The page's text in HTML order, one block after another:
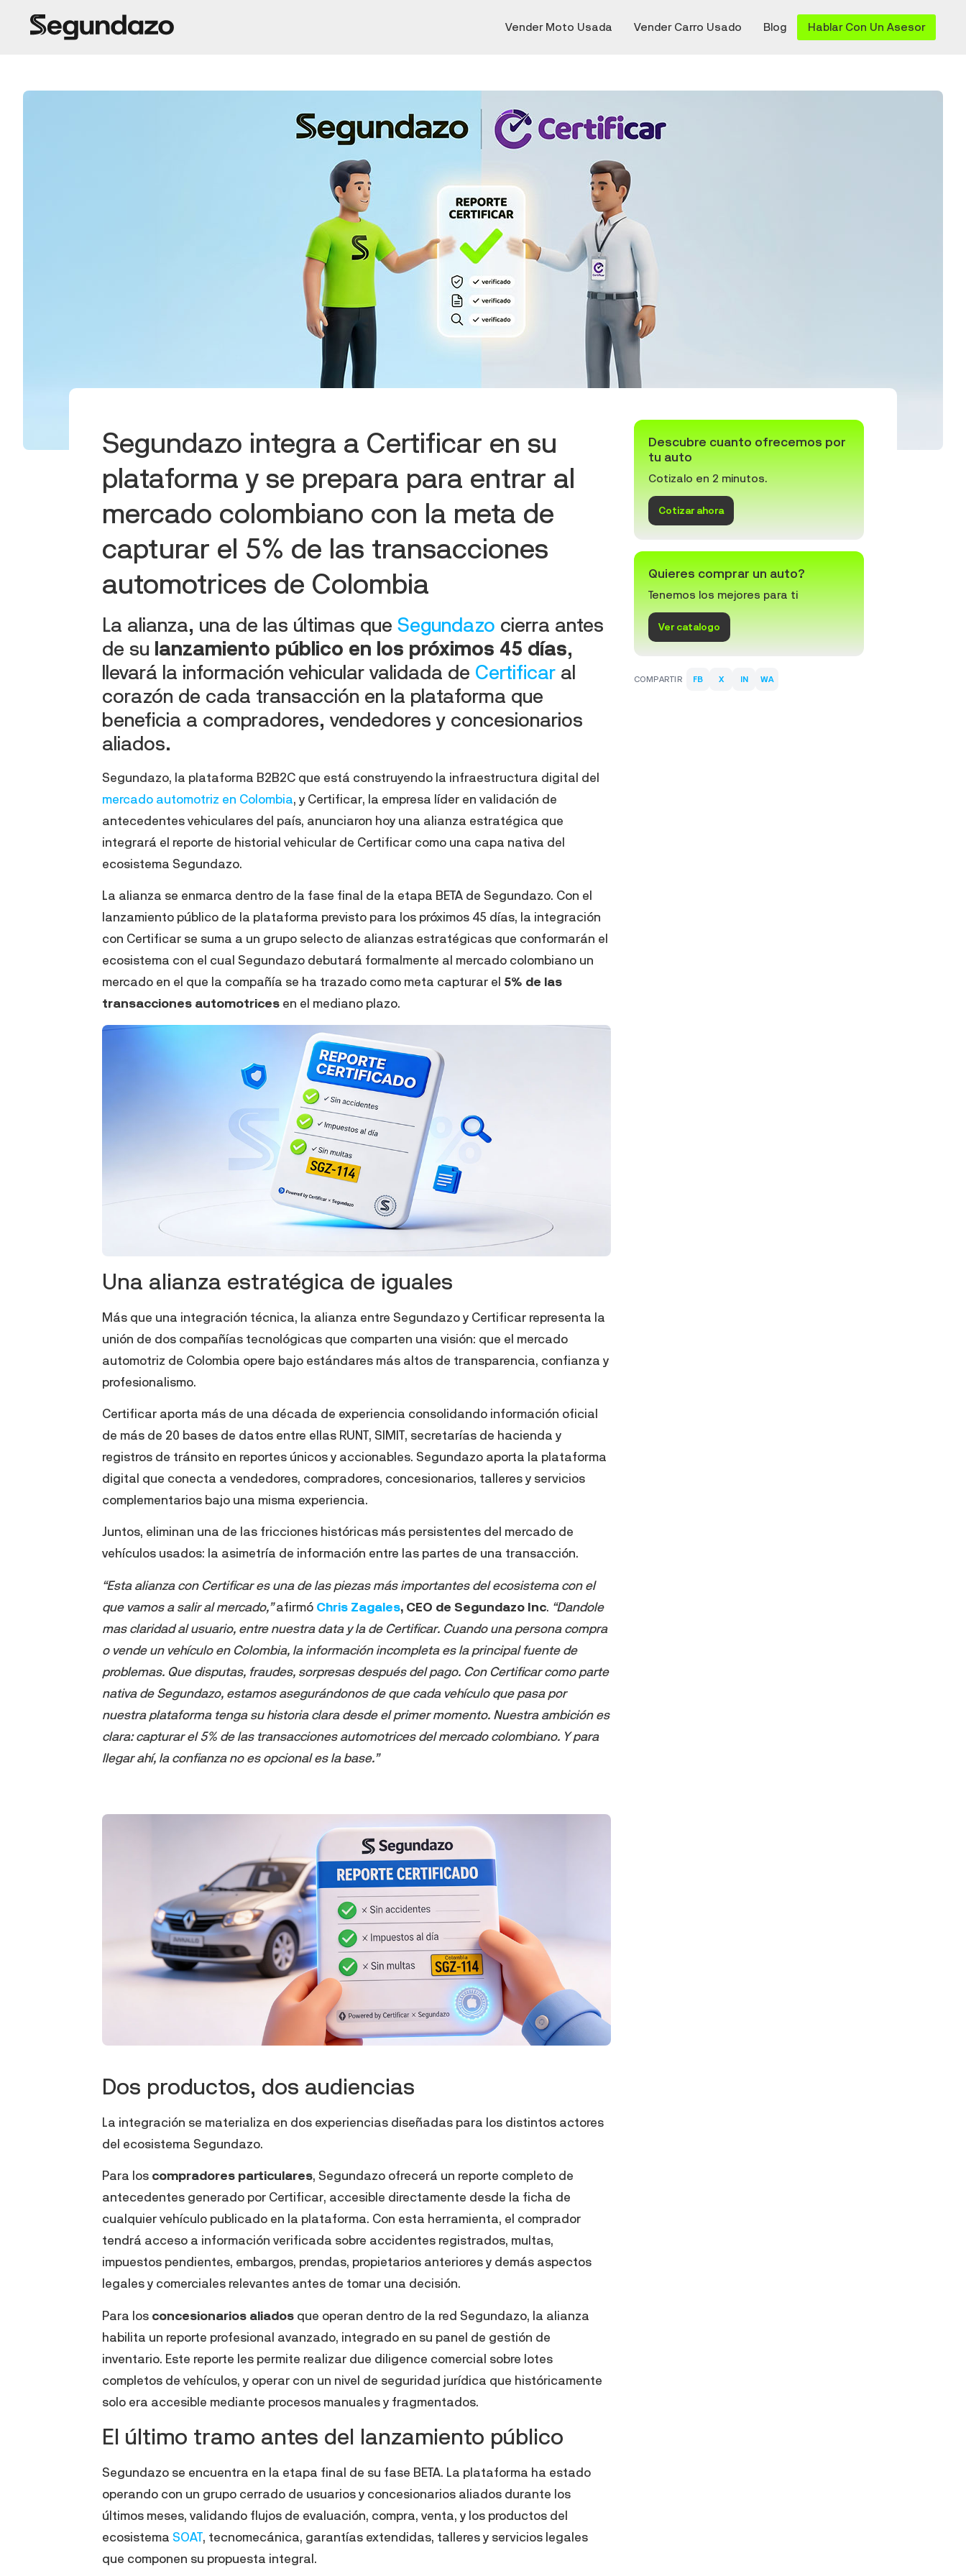
Vender Moto Usada Vender Carro Usado Blog Hablar Con Un Asesor
Segundazo integra a Certificar en su
plataforma y se prepara para entrar al
mercado colombiano con la meta de
capturar el 5% de las transacciones
automotrices de Colombia
La alianza, una de las últimas que Segundazo cierra antes
de su lanzamiento público en los próximos 45 días,
llevará la información vehicular validada de Certificar al
corazón de cada transacción en la plataforma que
beneficia a compradores, vendedores y concesionarios
aliados.
Segundazo, la plataforma B2B2C que está construyendo la infraestructura digital del
mercado automotriz en Colombia, y Certificar, la empresa líder en validación de
antecedentes vehiculares del país, anunciaron hoy una alianza estratégica que
integrará el reporte de historial vehicular de Certificar como una capa nativa del
ecosistema Segundazo.
La alianza se enmarca dentro de la fase final de la etapa BETA de Segundazo. Con el
lanzamiento público de la plataforma previsto para los próximos 45 días, la integración
con Certificar se suma a un grupo selecto de alianzas estratégicas que conformarán el
ecosistema con el cual Segundazo debutará formalmente al mercado colombiano un
mercado en el que la compañía se ha trazado como meta capturar el 5% de las
transacciones automotrices en el mediano plazo.
Una alianza estratégica de iguales
Más que una integración técnica, la alianza entre Segundazo y Certificar representa la
unión de dos compañías tecnológicas que comparten una visión: que el mercado
automotriz de Colombia opere bajo estándares más altos de transparencia, confianza y
profesionalismo.
Certificar aporta más de una década de experiencia consolidando información oficial
de más de 20 bases de datos entre ellas RUNT, SIMIT, secretarías de hacienda y
registros de tránsito en reportes únicos y accionables. Segundazo aporta la plataforma
digital que conecta a vendedores, compradores, concesionarios, talleres y servicios
complementarios bajo una misma experiencia.
Juntos, eliminan una de las fricciones históricas más persistentes del mercado de
vehículos usados: la asimetría de información entre las partes de una transacción.
“Esta alianza con Certificar es una de las piezas más importantes del ecosistema con el
que vamos a salir al mercado,”afirmó Chris Zagales, CEO de Segundazo Inc. “Dandole
mas claridad al usuario, entre nuestra data y la de Certificar. Cuando una persona compra
o vende un vehículo en Colombia, la información incompleta es la principal fuente de
problemas. Que disputas, fraudes, sorpresas después del pago. Con Certificar como parte
nativa de Segundazo, estamos asegurándonos de que cada vehículo que pasa por
nuestra plataforma tenga su historia clara desde el primer momento. Nuestra ambición es
clara: capturar el 5% de las transacciones automotrices del mercado colombiano. Y para
llegar ahí, la confianza no es opcional es la base.”
Dos productos, dos audiencias
La integración se materializa en dos experiencias diseñadas para los distintos actores
del ecosistema Segundazo.
Para los compradores particulares, Segundazo ofrecerá un reporte completo de
antecedentes generado por Certificar, accesible directamente desde la ficha de
cualquier vehículo publicado en la plataforma. Con esta herramienta, el comprador
tendrá acceso a información verificada sobre accidentes registrados, multas,
impuestos pendientes, embargos, prendas, propietarios anteriores y demás aspectos
legales y comerciales relevantes antes de tomar una decisión.
Para los concesionarios aliados que operan dentro de la red Segundazo, la alianza
habilita un reporte profesional avanzado, integrado en su panel de gestión de
inventario. Este reporte les permite realizar due diligence comercial sobre lotes
completos de vehículos, y operar con un nivel de seguridad jurídica que históricamente
solo era accesible mediante procesos manuales y fragmentados.
El último tramo antes del lanzamiento público
Segundazo se encuentra en la etapa final de su fase BETA. La plataforma ha estado
operando con un grupo cerrado de usuarios y concesionarios aliados durante los
últimos meses, validando flujos de evaluación, compra, venta, y los productos del
ecosistema SOAT, tecnomecánica, garantías extendidas, talleres y servicios legales
que componen su propuesta integral.
Descubre cuanto ofrecemos por
tu auto
Cotizalo en 2 minutos.
Cotizar ahora
Quieres comprar un auto?
Tenemos los mejores para ti
Ver catalogo
COMPARTIR FB X IN WA